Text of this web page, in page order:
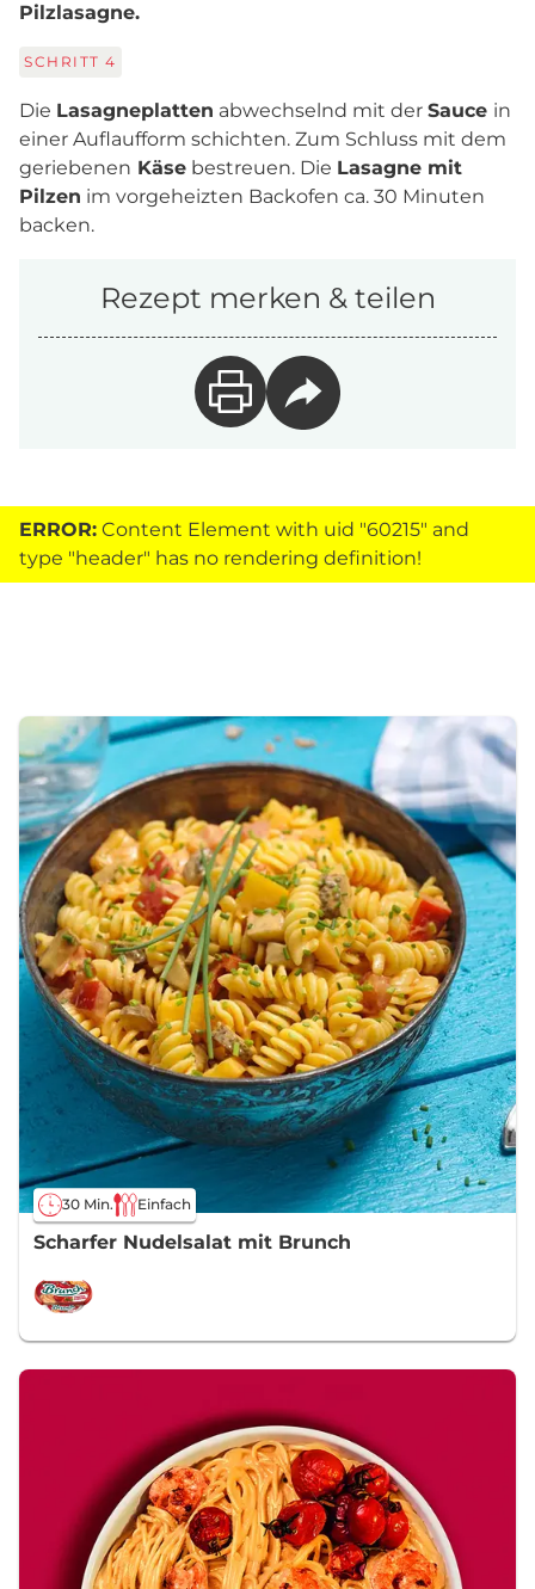
Pilzlasagne.
SCHRITT 4
Die Lasagneplatten abwechselnd mit der Sauce in
einer Auflaufform schichten. Zum Schluss mit dem
geriebenen Käse bestreuen. Die Lasagne mit
Pilzen im vorgeheizten Backofen ca. 30 Minuten
backen.
Rezept merken & teilen
ERROR: Content Element with uid "60215" and
type "header" has no rendering definition!
30 Min. Einfach
Scharfer Nudelsalat mit Brunch